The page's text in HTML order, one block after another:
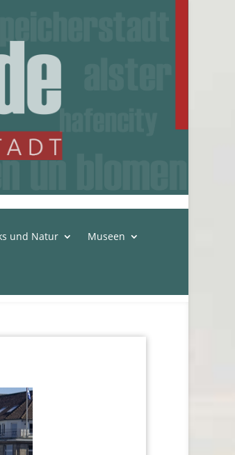
und Natur Museen